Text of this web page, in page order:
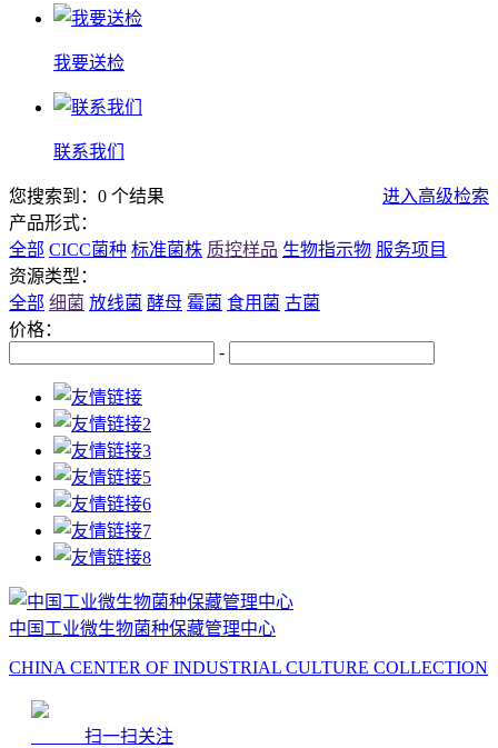
我要送检
联系我们
您搜索到：0 个结果
进入高级检索
产品形式：
全部 CICC菌种 标准菌株 质控样品 生物指示物 服务项目
资源类型：
全部 细菌 放线菌 酵母 霉菌 食用菌 古菌
价格：
-
中国工业微生物菌种保藏管理中心
CHINA CENTER OF INDUSTRIAL CULTURE COLLECTION
扫一扫关注